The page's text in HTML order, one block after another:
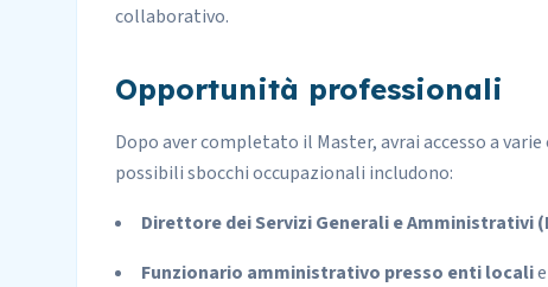
collaborativo.
Opportunità professionali
Dopo aver completato il Master, avrai accesso a
possibili sbocchi occupazionali includono:
Direttore dei Servizi Generali e Amministrativi
Funzionario amministrativo presso enti locali